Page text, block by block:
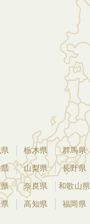
栃木県 群馬県
山梨県 長野県
奈良県 和歌山県
高知県 福岡県